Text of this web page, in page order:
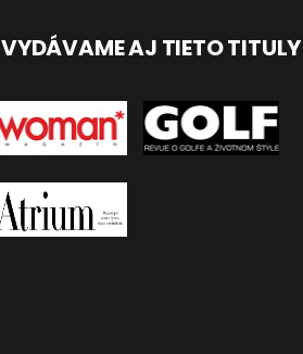
VYDÁVAME AJ TIETO TITULY